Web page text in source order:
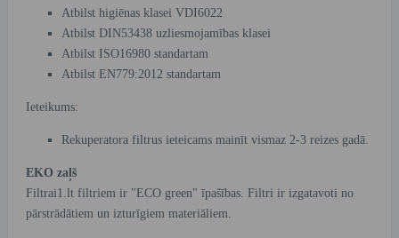
Atbilst higiēnas klasei VDI6022
Atbilst DIN53438 uzliesmojamības klasei
Atbilst ISO16980 standartam
Atbilst EN779:2012 standartam
Ieteikums:
Rekuperatora filtrus ieteicams mainīt vismaz 2-3 reizes gadā.
EKO zaļš
Filtrai1.lt filtriem ir "ECO green" īpašības. Filtri ir izgatavoti no
pārstrādātiem un izturīgiem materiāliem.